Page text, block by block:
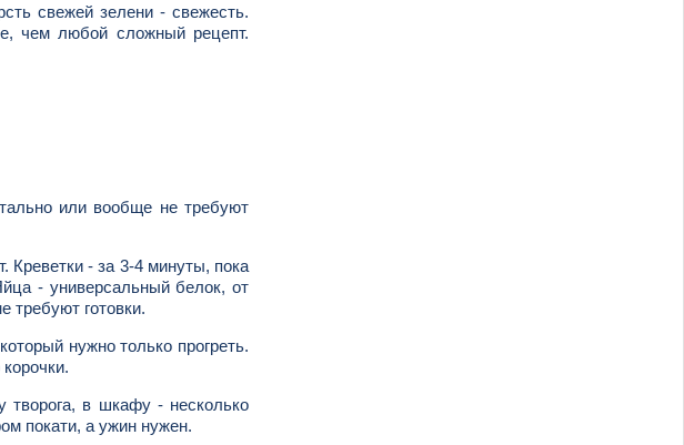
свежей зелени - свежесть.
чем любой сложный рецепт.
или вообще не требуют
Креветки - за 3-4 минуты, пока
- универсальный белок, от
требуют готовки.
нужно только прогреть.
творога, в шкафу - несколько
покати, а ужин нужен.